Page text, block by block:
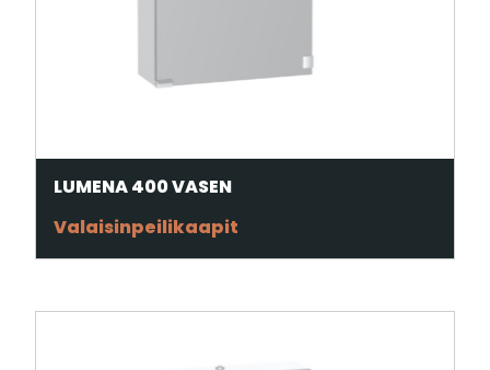
LUMENA 400 VASEN
Valaisinpeilikaapit